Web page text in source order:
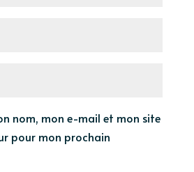
nom, mon e-mail et mon site
pour mon prochain